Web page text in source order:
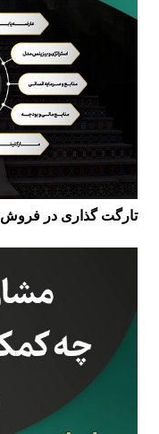
تارگت گذاری در فروش